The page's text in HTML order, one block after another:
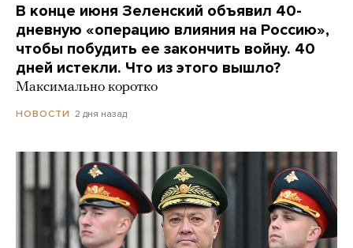
В конце июня Зеленский объявил 40-
дневную «операцию влияния на Россию»,
чтобы побудить ее закончить войну. 40
дней истекли. Что из этого вышло?
Максимально коротко
НОВОСТИ 2 дня назад